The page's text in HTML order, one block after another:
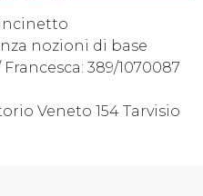
nozioni di base
389/1070087
Veneto 154 Tarvisio